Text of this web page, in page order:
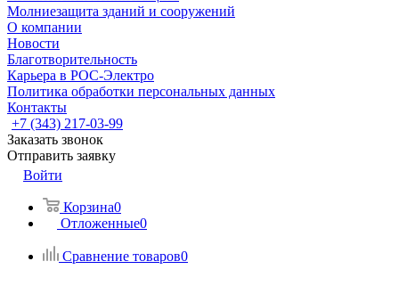
Молниезащита зданий и сооружений
О компании
Новости
Благотворительность
Карьера в РОС-Электро
Политика обработки персональных данных
Контакты
+7 (343) 217-03-99
Заказать звонок
Отправить заявку
Войти
Корзина0
Отложенные0
Сравнение товаров0